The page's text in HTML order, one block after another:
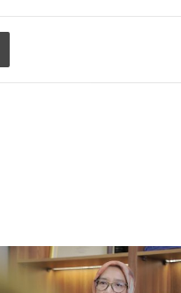
Print